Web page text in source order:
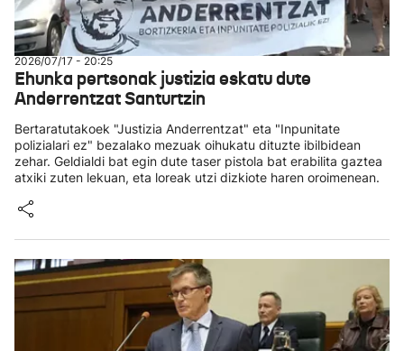
2026/07/17 - 20:25
Ehunka pertsonak justizia eskatu dute
Anderrentzat Santurtzin
Bertaratutakoek "Justizia Anderrentzat" eta "Inpunitate
polizialari ez" bezalako mezuak oihukatu dituzte ibilbidean
zehar. Geldialdi bat egin dute taser pistola bat erabilita gaztea
atxiki zuten lekuan, eta loreak utzi dizkiote haren oroimenean.